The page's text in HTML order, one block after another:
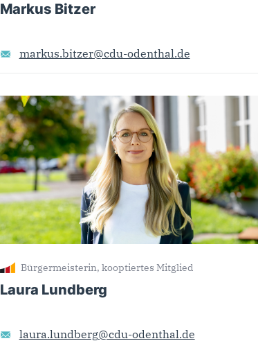
Markus Bitzer
markus.bitzer@cdu-odenthal.de
Bürgermeisterin, kooptiertes Mitglied
Laura Lundberg
laura.lundberg@cdu-odenthal.de